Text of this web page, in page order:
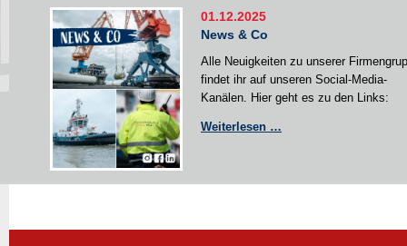
01.12.2025
News & Co
Alle Neuigkeiten zu unserer
findet ihr auf unseren Social-Media-
Kanälen. Hier geht es zu den Links:
Weiterlesen …